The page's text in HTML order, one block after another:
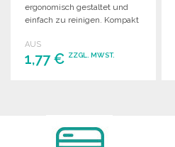
ergonomisch gestaltet und
einfach zu reinigen. Kompakt
(Batterien nicht enthalten).
AUS
1,77 € ZZGL. MWST.